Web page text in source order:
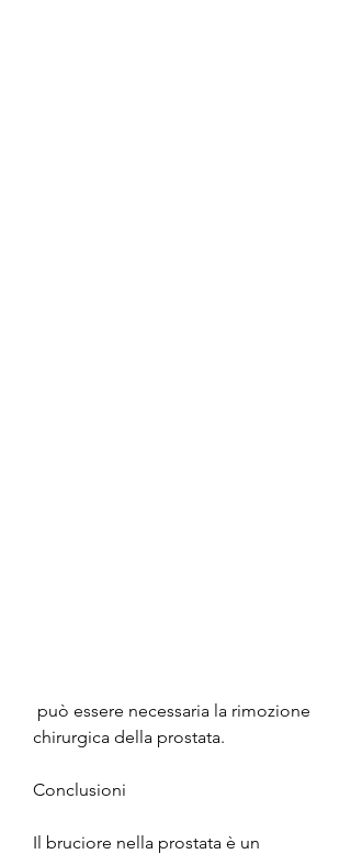
chirurgica della prostata.
Conclusioni
Il bruciore nella prostata è un